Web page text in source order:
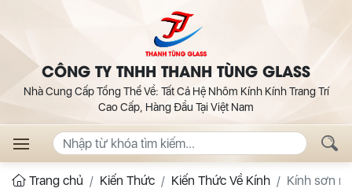
CÔNG TY TNHH THANH TÙNG GLASS
Nhà Cung Cấp Tổng Thể Về: Tất Cả Hệ Nhôm Kính Kính Trang Trí
Cao Cấp, Hàng Đầu Tại Việt Nam
Trang chủ Kiến Thức Kiến Thức Về Kính Kính sơn